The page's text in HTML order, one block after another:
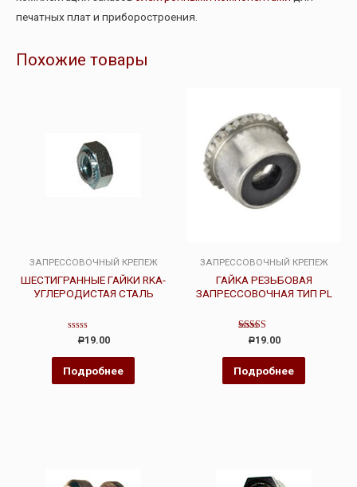
печатных плат и приборостроения.
Похожие товары
ЗАПРЕССОВОЧНЫЙ КРЕПЕЖ
ШЕСТИГРАННЫЕ ГАЙКИ RKA-
УГЛЕРОДИСТАЯ СТАЛЬ
Оценка
из
Р19.00
Подробнее
ЗАПРЕССОВОЧНЫЙ КРЕПЕЖ
ГАЙКА РЕЗЬБОВАЯ
ЗАПРЕССОВОЧНАЯ ТИП PL
Оценка
из 5
Р19.00
Подробнее